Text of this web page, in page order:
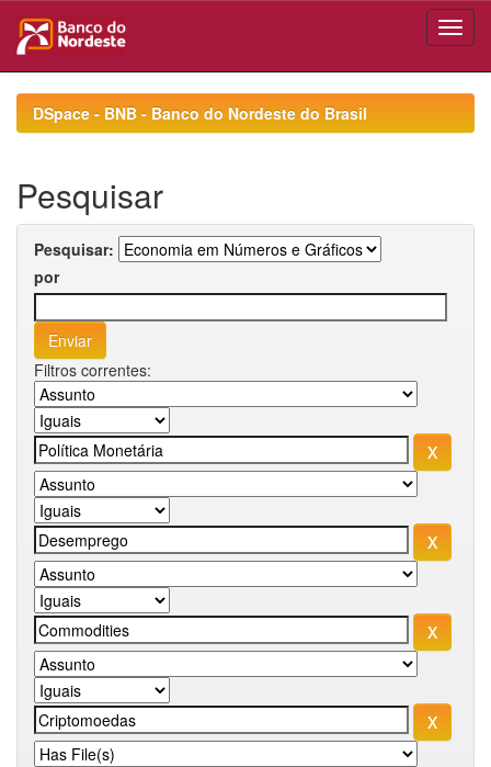
navigationDSpace - BNB - Banco do Nordeste do Brasil
Pesquisar
Pesquisar:
por
Filtros correntes: